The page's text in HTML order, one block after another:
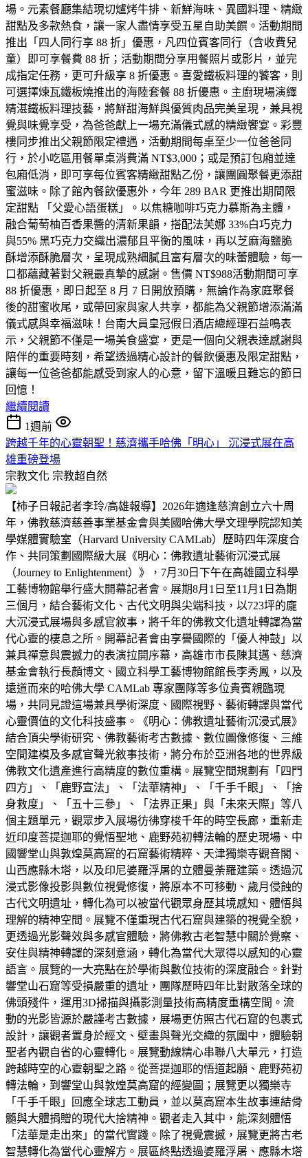
場。元素餐廳集結現切爐烤牛排、新鮮海味、異國料理、精緻
甜點及多款熱食，讓一家人盡情享受五星自助美饌。活動期間
推出「四人同行享 88 折」優惠，凡四位賓客同行（含收費兒
童）即可享餐費 88 折；活動期間分享用餐照片或影片，並完
成指定任務，更可升級享 8 折優惠。喜愛鐵板料理的饕客，則
可選擇煉瓦鐵板燒推出的海陸套餐 88 折優惠。主廚現場演繹
精湛鐵板料理技藝，將鮮甜海鮮與優質肉品完美呈現，兼具視
覺與味覺享受，為爸爸獻上一場充滿儀式感的精緻饗宴。彩豐
樓同步推出父親節限定禮遇，活動期間每桌至少一位爸爸同
行，於小吃區用餐單桌消費滿 NT$3,000；或是預訂包廂並達
包廂低消，即可享每位賓客精緻甜點乙份，讓團圓聚餐更添甜
蜜滋味。除了館內餐飲優惠外，今年 289 BAR 更推出期間限
定甜點 「父愛心語蛋糕」。以焦糖咖啡巧克力慕斯為主體，
融合葡萄柚百香果醬的清新果韻，搭配法芙娜 33%白巧克力
與55% 黑巧克力交織出濃郁且平衡的風味，再以芝麻海鹽脆
酥增添酥脆層次，呈現成熟細膩且富有層次的味蕾體驗，每一
口都蘊藏著對父親最真摯的感謝。售價 NT$988活動期間可享
88 折優惠，即日起至 8 月 7 日開放預購，無論作為家庭聚餐
後的甜蜜收尾，或帶回家與家人共享，都能為父親節增添滿滿
儀式感與幸福滋味！台南大員皇冠假日酒店總經理石益鳴表
示，父親節不僅是一場美食盛宴，更是一個向父親表達感謝與
陪伴的重要時刻，希望透過精心設計的餐飲優惠及限定甜點，
讓每一位爸爸都能感受到家人的心意，留下溫暖且難忘的節日
回憶！
繼續閱讀
1週前
跨越千年的心靈朝聖！慈濟攜手哈佛「明心」 沉浸式展在高
雄重磅登場
宗教文化 宗教超自然
【柿子日報記者李玲/高雄報導】2026年適逢慈濟創立六十周
年，佛教慈濟慈善事業基金會與美國哈佛大學文理學院認知美
學媒體實驗室（Harvard University CAMLab）歷時四年深度合
作、共同策劃國際級大展《明心：佛教遺址藝術沉浸式展
（Journey to Enlightenment）》，7月30日下午在高雄國立科學
工藝博物館舉行盛大開幕記者會。展期8月1日至11月1日為期
三個月，結合藝術文化、古代文明與尖端科技，以723坪的龐
大沉浸式展場與多感官敘事，將千年的佛教文化遺址轉譯為當
代心靈的棲息之所。開幕記者會由享譽國際的「優人神鼓」以
兼具禪意與震撼力的表演拉開序幕，高雄市市長陳其邁、慈濟
基金會執行長顏博文、國立科學工藝博物館館長李秀鳳，以及
遠道而來的哈佛大學 CAMLab 專家團隊等多位貴賓親臨現
場，共同見證這場兼具學術深度、國際視野、藝術轉譯與當代
心靈價值的文化科技盛事。《明心：佛教遺址藝術沉浸式展》
結合頂尖學術研究、佛教藝術考古數據、數位圖像修復、三維
空間建模及多感官聲光敘事技術，將分布於亞洲各地的世界級
佛教文化遺產進行高精度的數位重構。展覽空間規劃有「四門
四方」、「鹿野宣法」、「法華精神」、「千手千眼」、「捨
身救度」、「五十三參」、「法界正果」與「未來天際」等八
個主題單元，觀眾步入展場彷彿穿梭千年的時空長廊，重新走
近印度菩提迦耶的覺悟聖地、鹿野苑初轉法輪的歷史現場、中
國響堂山與敦煌莫高窟的石窟藝術精粹、天津獨樂寺觀音閣、
山西應縣木塔，以及印尼婆羅浮屠的立體曼荼羅建築。透過沉
浸式影像投影與數位視覺修復，將原本不可移動、歲月侵蝕的
古代文明遺址，轉化為可以被當代觀眾身歷其境感知、體悟與
理解的精神空間。展覽不僅重現古代石窟與建築的視覺全貌，
更透過光影聲效與多感官體驗，將佛教古老智慧中關於覺察、
安住與精神轉譯的深刻意涵，轉化為當代大眾得以感知的心靈
語言。展覽的一大亮點在於學術與數位技術的深度融合。針對
響堂山石窟等受損嚴重的遺址，團隊歷時四年比對散落全球的
佛頭殘件，運用3D掃描與攝影測量技術高精度重構空間。流
動的光影皆源於嚴謹考古數據，展場更仿照古代石窟的包裹式
設計，讓觀者置身於經文、壁畫與聲光交織的氛圍中，體驗朝
聖者內觀自省的心靈轉化。展覽動線精心串聯八大單元，打造
跨越時空的心靈朝聖之路。從菩提迦耶的悟道起願、鹿野苑初
轉法輪，到響堂山與敦煌莫高窟的經變圖；展覽更以獨樂寺
「千手千眼」回應全球志工動員，並以莫高窟本生故事連結骨
髓與大體捐贈的現代大捨精神。觀者走入其中，能深刻體悟
「法華是走出來」的當代實踐。除了視覺震撼，展覽更將古老
智慧轉化為當代心靈解方。展區終點透過婆羅浮屠、應縣木塔